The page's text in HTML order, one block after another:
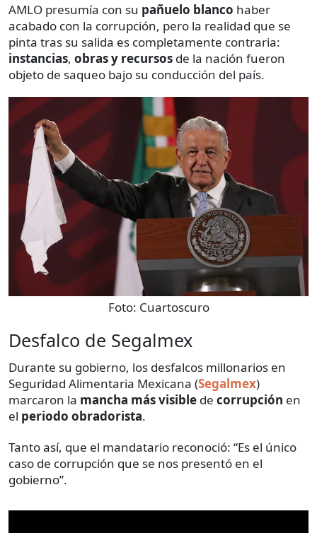
AMLO presumía con su pañuelo blanco haber
acabado con la corrupción, pero la realidad que se
pinta tras su salida es completamente contraria:
instancias, obras y recursos de la nación fueron
objeto de saqueo bajo su conducción del país.
Foto: Cuartoscuro
Desfalco de Segalmex
Durante su gobierno, los desfalcos millonarios en
Seguridad Alimentaria Mexicana (Segalmex)
marcaron la mancha más visible de corrupción en
el periodo obradorista.
Tanto así, que el mandatario reconoció: “Es el único
caso de corrupción que se nos presentó en el
gobierno”.